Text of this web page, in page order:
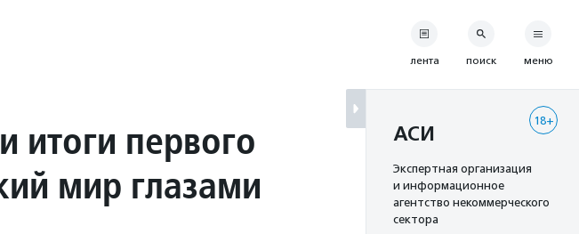
итоги первого
мир глазами
лента поиск меню
18+
АСИ
Экспертная организация
и информационное
агентство некоммерческого
сектора